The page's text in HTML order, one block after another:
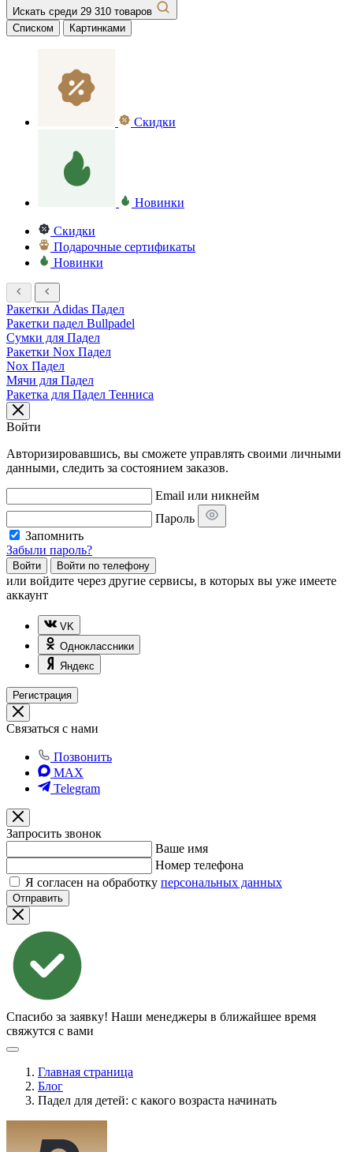
Искать среди 29 310 товаров
Списком
Картинками
Скидки
Новинки
Скидки
Подарочные сертификаты
Новинки
Ракетки Adidas Падел
Ракетки падел Bullpadel
Сумки для Падел
Ракетки Nox Падел
Nox Падел
Мячи для Падел
Ракетка для Падел Тенниса
Войти
Авторизировавшись, вы сможете управлять своими личными
данными, следить за состоянием заказов.
Email или никнейм
Пароль
Запомнить
Забыли пароль?
Войти Войти по телефону
или войдите через другие сервисы, в которых вы уже имеете
аккаунт
VK
Одноклассники
Яндекс
Регистрация
Связаться с нами
Позвонить
MAX
Telegram
Запросить звонок
Ваше имя
Номер телефона
Я согласен на обработку персональных данных
Отправить
Спасибо за заявку! Наши менеджеры в ближайшее время
свяжутся с вами
Главная страница
Блог
Падел для детей: с какого возраста начинать